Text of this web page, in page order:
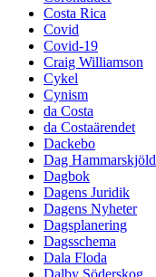
Costa Rica
Covid
Covid-19
Craig Williamson
Cykel
Cynism
da Costa
da Costaärendet
Dackebo
Dag Hammarskjöld
Dagbok
Dagens Juridik
Dagens Nyheter
Dagsplanering
Dagsschema
Dala Floda
Dalby Söderskog